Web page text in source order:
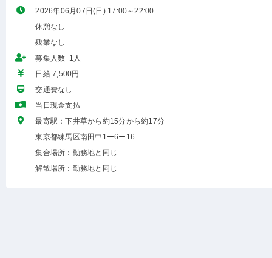
2026年06月07日(日) 17:00～22:00
休憩なし
残業なし
募集人数 1人
日給 7,500円
交通費なし
当日現金支払
最寄駅：下井草から約15分から約17分
東京都練馬区南田中1ー6ー16
集合場所：勤務地と同じ
解散場所：勤務地と同じ